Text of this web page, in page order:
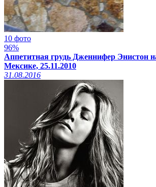
10 фото
96%
Аппетитная грудь Дженнифер Энистон
Мексике, 25.11.2010
31.08.2016